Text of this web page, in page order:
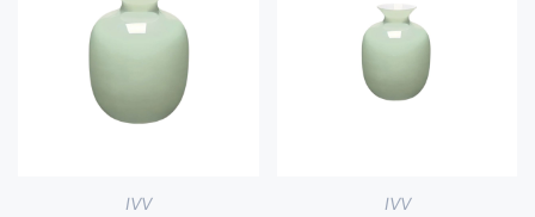
IVV IVV